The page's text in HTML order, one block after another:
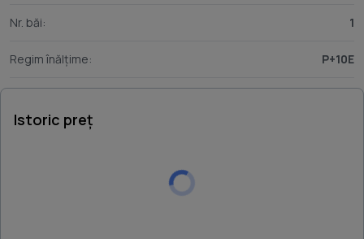
Nr. băi: 1
Regim înălțime: P+10E
Istoric preț